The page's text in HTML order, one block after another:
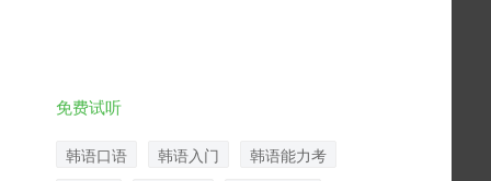
免费试听
韩语口语 韩语入门 韩语能力考